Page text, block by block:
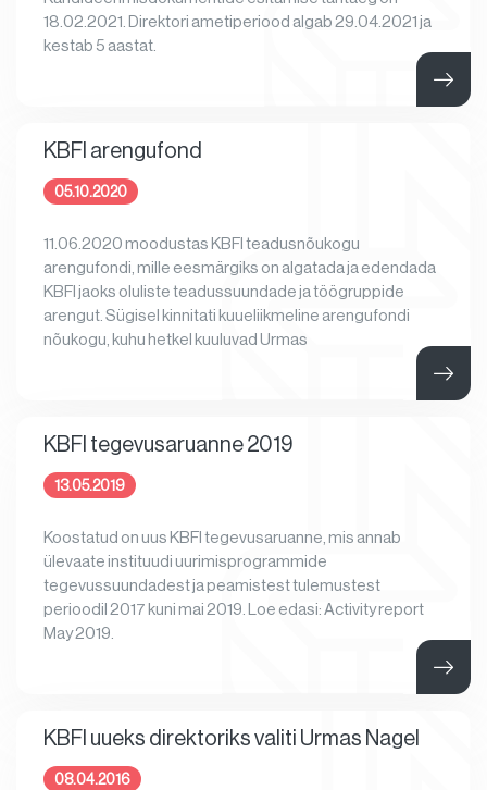
18.02.2021. Direktori ametiperiood algab 29.04.2021 ja
kestab 5 aastat.
KBFI arengufond
05.10.2020
11.06.2020 moodustas KBFI teadusnõukogu
arengufondi, mille eesmärgiks on algatada ja edendada
KBFI jaoks oluliste teadussuundade ja töögruppide
arengut. Sügisel kinnitati kuueliikmeline arengufondi
nõukogu, kuhu hetkel kuuluvad Urmas
KBFI tegevusaruanne 2019
13.05.2019
Koostatud on uus KBFI tegevusaruanne, mis annab
ülevaate instituudi uurimisprogrammide
tegevussuundadest ja peamistest tulemustest
perioodil 2017 kuni mai 2019. Loe edasi: Activity report
May 2019.
KBFI uueks direktoriks valiti Urmas Nagel
08.04.2016